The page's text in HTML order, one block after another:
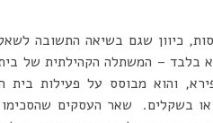
כיוון שגם בשיאה התשובה
בלבד – המשתלה הקהילתית של
והוא מבוסס על פעילות בית
או בשקלים. שאר העסקים